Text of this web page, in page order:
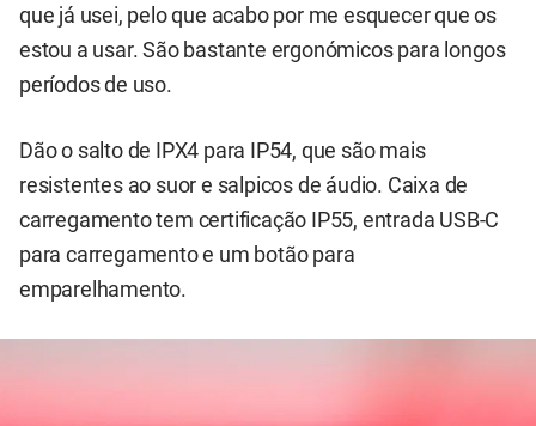
que já usei, pelo que acabo por me esquecer que os
estou a usar. São bastante ergonómicos para longos
períodos de uso.
Dão o salto de IPX4 para IP54, que são mais
resistentes ao suor e salpicos de áudio. Caixa de
carregamento tem certificação IP55, entrada USB-C
para carregamento e um botão para
emparelhamento.